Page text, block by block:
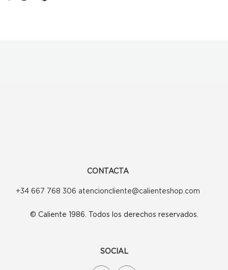
CONTACTA
+34 667 768 306 atencioncliente@calienteshop.com
© Caliente 1986. Todos los derechos reservados.
SOCIAL